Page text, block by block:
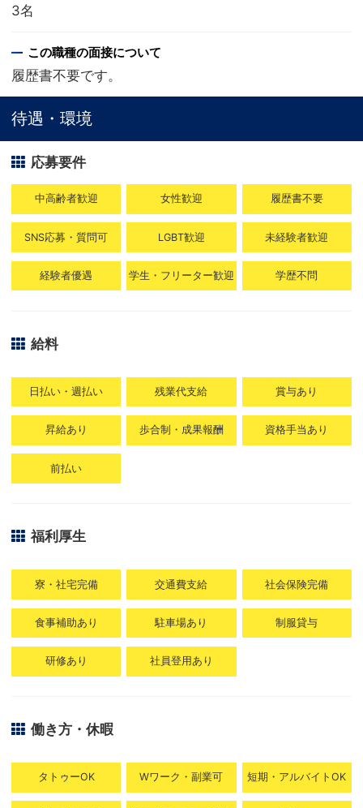
3名
この職種の面接について
履歴書不要です。
待遇・環境
応募要件
中高齢者歓迎 女性歓迎 履歴書不要
SNS応募・質問可 LGBT歓迎 未経験者歓迎
経験者優遇 学生・フリーター歓迎 学歴不問
給料
日払い・週払い 残業代支給 賞与あり
昇給あり 歩合制・成果報酬 資格手当あり
前払い
福利厚生
寮・社宅完備 交通費支給 社会保険完備
食事補助あり 駐車場あり 制服貸与
研修あり 社員登用あり
働き方・休暇
タトゥーOK Wワーク・副業可 短期・アルバイトOK